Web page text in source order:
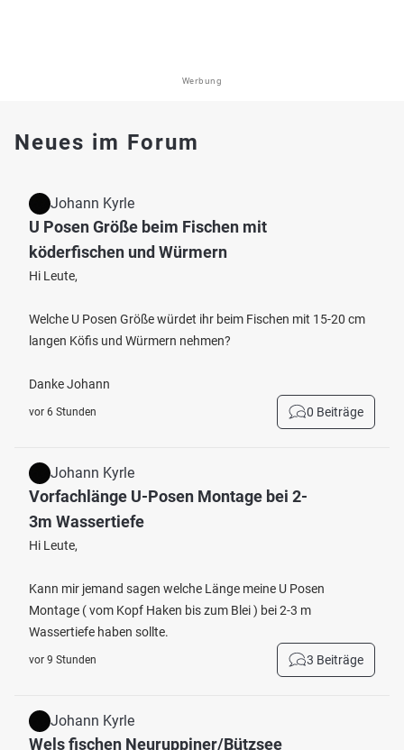
Werbung
Neues im Forum
Johann Kyrle
U Posen Größe beim Fischen mit
köderfischen und Würmern
Hi Leute,
Welche U Posen Größe würdet ihr beim Fischen mit 15-20 cm
langen Köfis und Würmern nehmen?
Danke Johann
vor 6 Stunden 0 Beiträge
Johann Kyrle
Vorfachlänge U-Posen Montage bei 2-
3m Wassertiefe
Hi Leute,
Kann mir jemand sagen welche Länge meine U Posen
Montage ( vom Kopf Haken bis zum Blei ) bei 2-3 m
Wassertiefe haben sollte.
vor 9 Stunden 3 Beiträge
Johann Kyrle
Wels fischen Neuruppiner/Bützsee